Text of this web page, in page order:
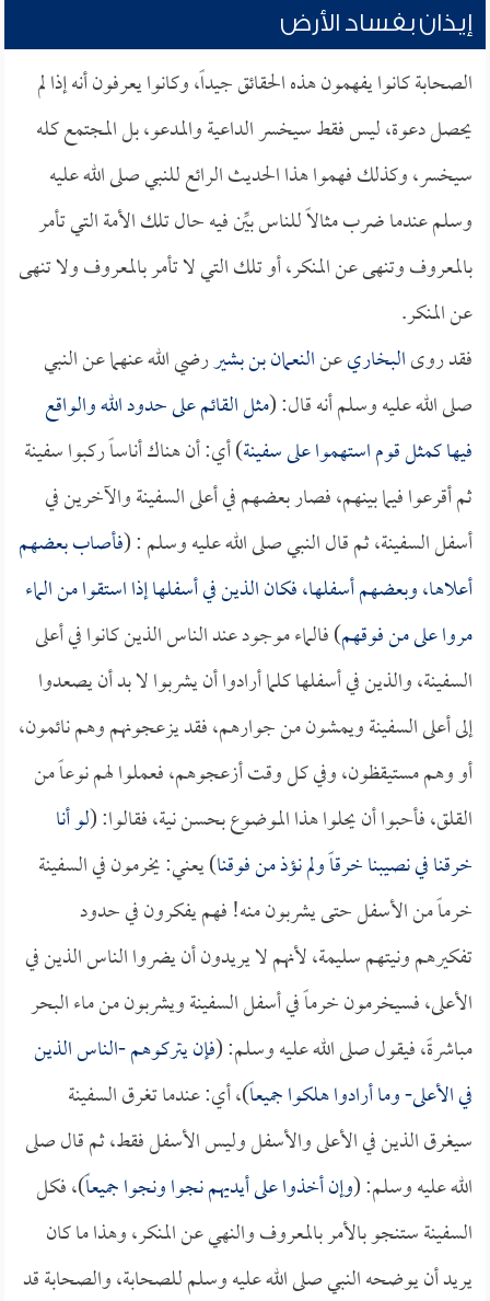
إيذان بفساد الأرض
الصحابة كانوا يفهمون هذه الحقائق جيداً، وكانوا يعرفون أنه إذا لم
يحصل دعوة، ليس فقط سيخسر الداعية والمدعو، بل المجتمع كله
سيخسر، وكذلك فهموا هذا الحديث الرائع للنبي صلى الله عليه
وسلم عندما ضرب مثالاً للناس بيِّن فيه حال تلك الأمة التي تأمر
بالمعروف وتنهى عن المنكر، أو تلك التي لا تأمر بالمعروف ولا تنهى
عن المنكر.
فقد روىالبخاريعنالنعمان بن بشيررضي الله عنهما عن النبي
صلى الله عليه وسلم أنه قال: (مثل القائم على حدود الله والواقع
فيها كمثل قوم استهموا على سفينة) أي: أن هناك أناساً ركبوا سفينة
ثم أقرعوا فيما بينهم، فصار بعضهم في أعلى السفينة والآخرين في
أسفل السفينة، ثم قال النبي صلى الله عليه وسلم : (فأصاب بعضهم
أعلاها، وبعضهم أسفلها، فكان الذين في أسفلها إذا استقوا من الماء
مروا على من فوقهم) فالماء موجود عند الناس الذين كانوا في أعلى
السفينة، والذين في أسفلها كلما أرادوا أن يشربوا لا بد أن يصعدوا
إلى أعلى السفينة ويمشون من جوارهم، فقد يزعجونهم وهم نائمون،
أو وهم مستيقظون، وفي كل وقت أزعجوهم، فعملوا لهم نوعاً من
القلق، فأحبوا أن يحلوا هذا الموضوع بحسن نية، فقالوا: (لو أنا
خرقنا في نصيبنا خرقاً ولم نؤذ من فوقنا) يعني: يخرمون في السفينة
خرماً من الأسفل حتى يشربون منه! فهم يفكرون في حدود
تفكيرهم ونيتهم سليمة، لأنهم لا يريدون أن يضروا الناس الذين في
الأعلى، فسيخرمون خرماً في أسفل السفينة ويشربون من ماء البحر
مباشرةً، فيقول صلى الله عليه وسلم: (فإن يتركوهم -الناس الذين
في الأعلى- وما أرادوا هلكوا جميعاً)، أي: عندما تغرق السفينة
سيغرق الذين في الأعلى والأسفل وليس الأسفل فقط، ثم قال صلى
الله عليه وسلم: (وإن أخذوا على أيديهم نجوا ونجوا جميعاً)، فكل
السفينة ستنجو بالأمر بالمعروف والنهي عن المنكر، وهذا ما كان
يريد أن يوضحه النبي صلى الله عليه وسلم للصحابة، والصحابة قد